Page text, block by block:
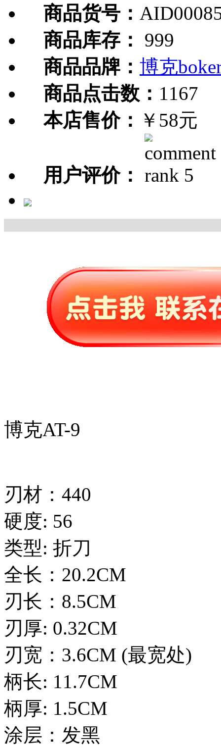
商品货号：
商品库存：
999
商品品牌： 博克
商品点击数： 1167
本店售价： ￥58元
用户评价：
博克AT-9
刃材：440
硬度: 56
类型: 折刀
全长：20.2CM
刃长：8.5CM
刃厚: 0.32CM
刃宽：3.6CM (最宽处)
柄长: 11.7CM
柄厚: 1.5CM
涂层：发黑